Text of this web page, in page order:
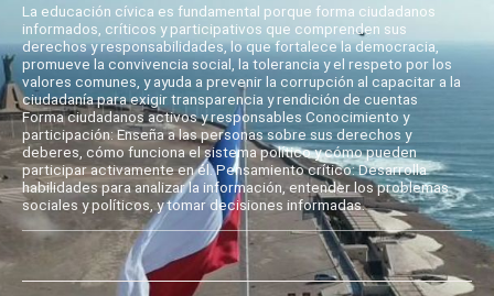
La educación cívica es fundamental porque forma ciudadanos
informados, críticos y participativos que comprenden sus
derechos y responsabilidades, lo que fortalece la democracia,
promueve la convivencia social, la tolerancia y el respeto por los
valores comunes, y ayuda a prevenir la corrupción al capacitar a la
ciudadanía para exigir transparencia y rendición de cuentas
Forma ciudadanos activos y responsables Conocimiento y
participación: Enseña a las personas sobre sus derechos y
deberes, cómo funciona el sistema político y cómo pueden
participar activamente en él. Pensamiento crítico: Desarrolla
habilidades para analizar la información, entender los problemas
sociales y políticos, y tomar decisiones informadas.